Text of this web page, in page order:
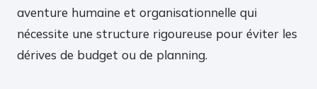
aventure humaine et organisationnelle qui
nécessite une structure rigoureuse pour éviter les
dérives de budget ou de planning.